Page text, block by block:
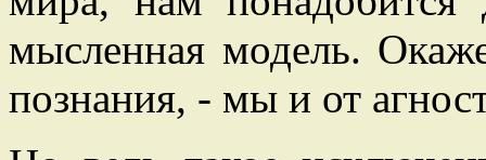
мысленная модель.
познания, - мы и от